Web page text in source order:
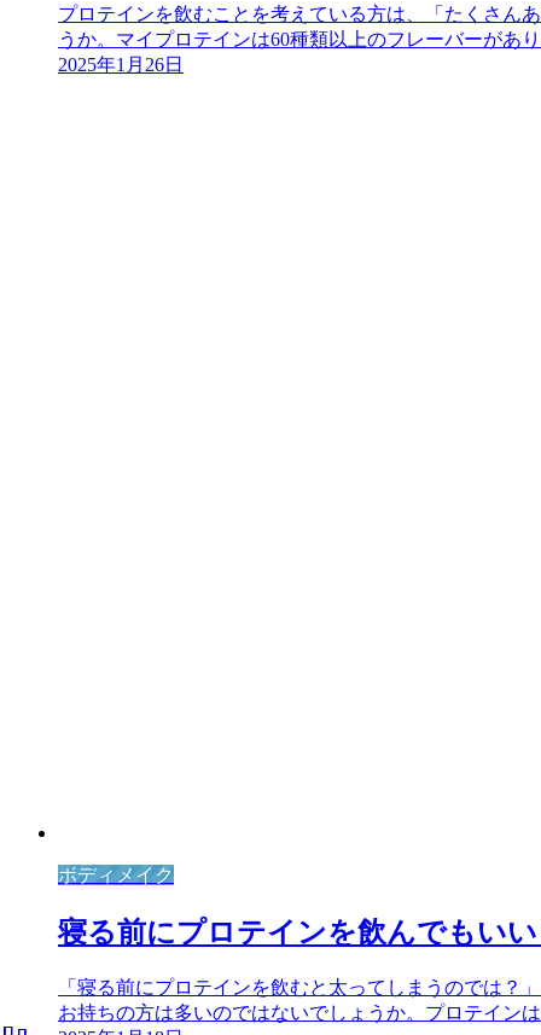
プロテインを飲むことを考えている方は、「たくさん
うか。マイプロテインは60種類以上のフレーバーがあ
2025年1月26日
ボディメイク
寝る前にプロテインを飲んでもい
「寝る前にプロテインを飲むと太ってしまうのでは
お持ちの方は多いのではないでしょうか。プロテイン